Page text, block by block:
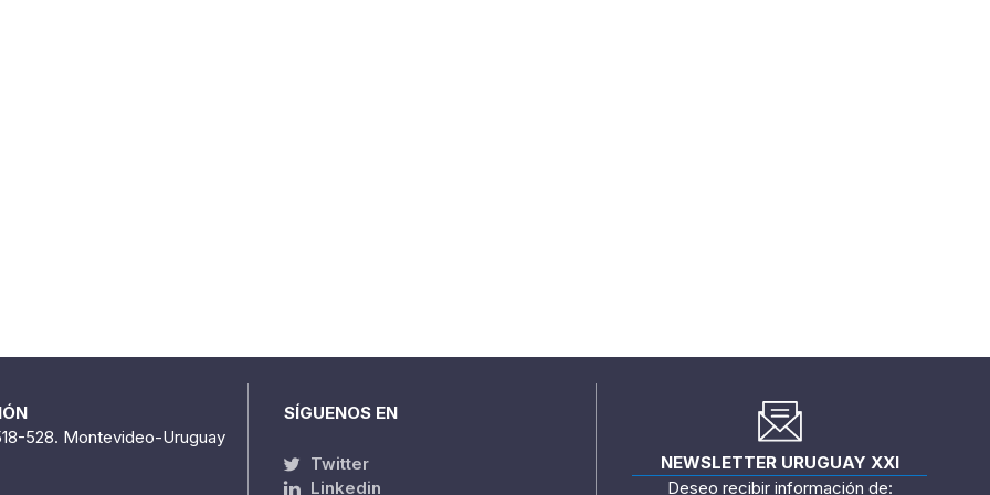
528. Montevideo-Uruguay
SÍGUENOS EN
Twitter
Linkedin
NEWSLETTER URUGUAY XXI
Deseo recibir información de: